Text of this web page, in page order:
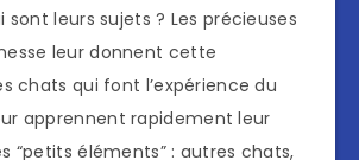
sont leurs sujets ? Les précieuses
leur donnent cette
chats qui font l’expérience du
apprennent rapidement leur
“petits éléments” : autres chats,